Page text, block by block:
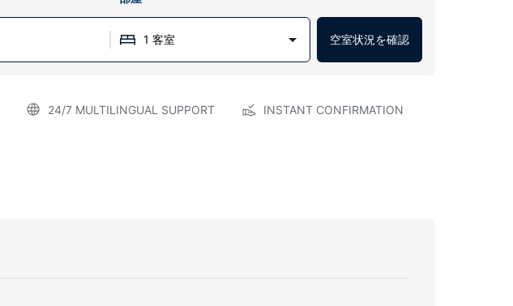
1 客室 空室状況を確認
24/7 MULTILINGUAL SUPPORT INSTANT CONFIRMATION